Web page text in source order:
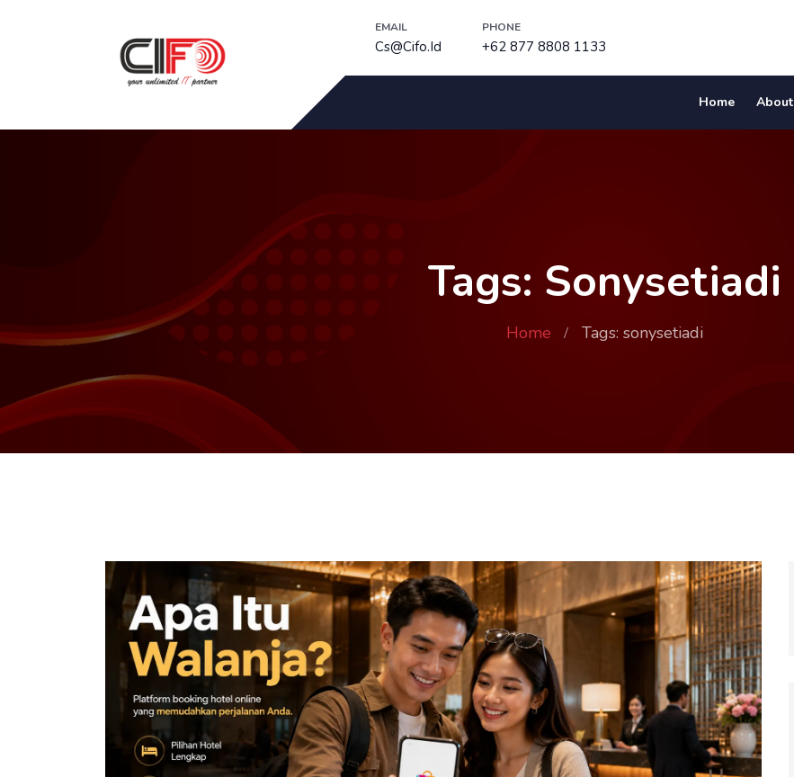
EMAIL
Cs@cifo.id
PHONE
+62 877 8808 1133
Home About
Tags: Sonysetiadi
Home Tags: sonysetiadi